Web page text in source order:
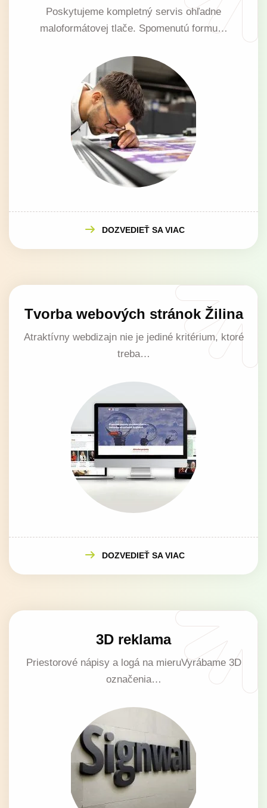
Poskytujeme kompletný servis ohľadne
maloformátovej tlače. Spomenutú formu…
DOZVEDIEŤ SA VIAC
Tvorba webových stránok Žilina
Atraktívny webdizajn nie je jediné kritérium, ktoré
treba…
DOZVEDIEŤ SA VIAC
3D reklama
Priestorové nápisy a logá na mieruVyrábame 3D
označenia…